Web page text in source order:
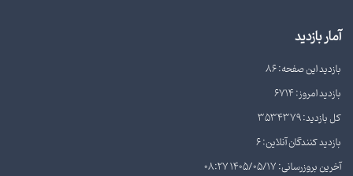
آمار بازدید
بازدید این صفحه: 86
بازدید امروز: 6714
کل بازدید: 3534379
بازدید کنندگان آنلاین: 6
آخرین بروزرسانی: 1405/05/17 08:27